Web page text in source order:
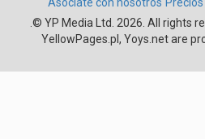
© YP Media Ltd. 2026. All rights
YellowPages.pl, Yoys.net are